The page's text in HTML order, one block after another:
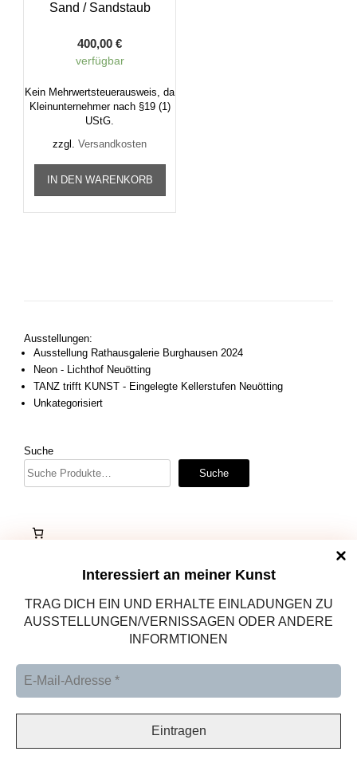
Sand / Sandstaub
400,00€
verfügbar
Kein Mehrwertsteuerausweis, da
Kleinunternehmer nach §19 (1)
UStG.
zzgl.Versandkosten
IN DEN WARENKORB
Ausstellungen:
Ausstellung Rathausgalerie Burghausen 2024
Neon - Lichthof Neuötting
TANZ trifft KUNST - Eingelegte Kellerstufen Neuötting
Unkategorisiert
Suche
Suche
Altötting, Deutschland
Interessiert an meiner Kunst
TRAG DICH EIN UND ERHALTE EINLADUNGEN ZU
AUSSTELLUNGEN/VERNISSAGEN ODER ANDERE
INFORMTIONEN